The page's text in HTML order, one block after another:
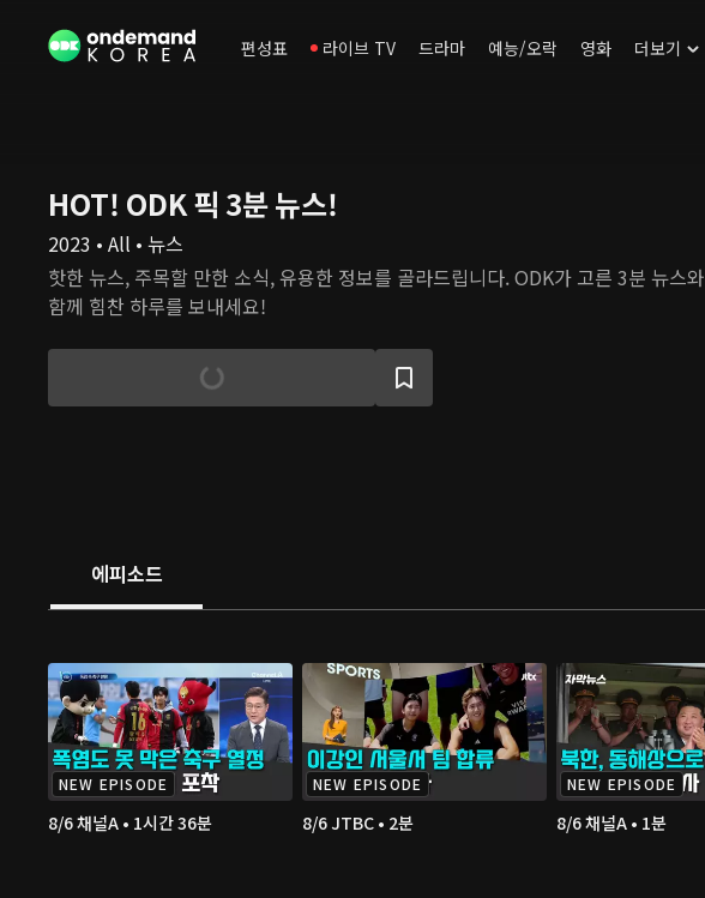
편성표 라이브 TV 드라마 예능/오락 영화 더보기
HOT! ODK 픽 3분 뉴스!
2023 • All • 뉴스
핫한 뉴스, 주목할 만한 소식, 유용한 정보를 골라드립니다. ODK가 고른 3분 뉴스와
함께 힘찬 하루를 보내세요!
에피소드
NEW EPISODE
8/6 채널A • 1시간 36분
NEW EPISODE
8/6 JTBC • 2분
NEW EPISODE
8/6 채널A • 1분